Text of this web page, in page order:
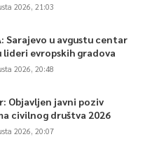
2026, 21:03
Sarajevo u avgustu centar
lideri evropskih gradova
2026, 20:48
Objavljen javni poziv
civilnog društva 2026
2026, 20:07